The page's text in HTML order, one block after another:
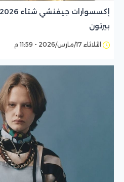
بيرتون
الثلاثاء 17/مارس/2026 - 11:59 م